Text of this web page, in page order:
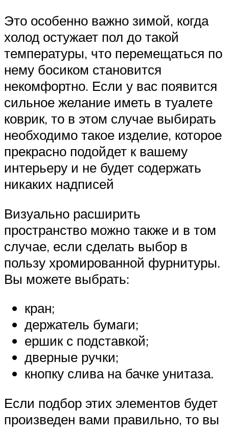
Это особенно важно зимой, когда
холод остужает пол до такой
температуры, что перемещаться по
нему босиком становится
некомфортно. Если у вас появится
сильное желание иметь в туалете
коврик, то в этом случае выбирать
необходимо такое изделие, которое
прекрасно подойдет к вашему
интерьеру и не будет содержать
никаких надписей
Визуально расширить
пространство можно также и в том
случае, если сделать выбор в
пользу хромированной фурнитуры.
Вы можете выбрать:
кран;
держатель бумаги;
ершик с подставкой;
дверные ручки;
кнопку слива на бачке унитаза.
Если подбор этих элементов будет
произведен вами правильно, то вы